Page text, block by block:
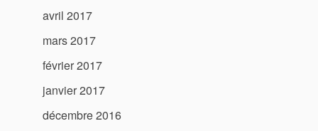
avril 2017
mars 2017
février 2017
janvier 2017
décembre 2016